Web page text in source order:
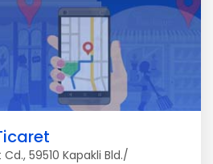
59510 Kapakli Bld./